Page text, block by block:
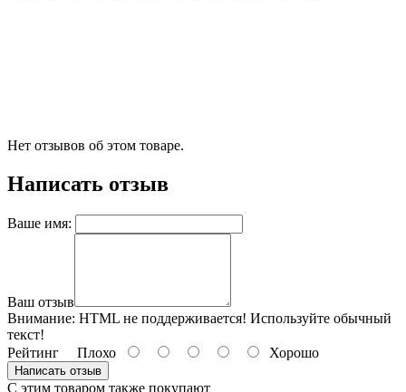
Нет отзывов об этом товаре.
Написать отзыв
Ваше имя:
Ваш отзыв
Внимание: HTML не поддерживается! Используйте обычный
текст!
Рейтинг Плохо Хорошо
Написать отзыв
С этим товаром также покупают